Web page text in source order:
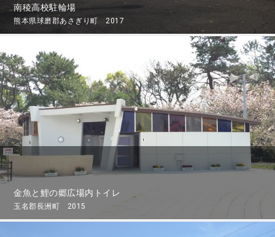
南稜高校駐輪場
熊本県球磨郡あさぎり町 2017
金魚と鯉の郷広場内トイレ
玉名郡長洲町 2015